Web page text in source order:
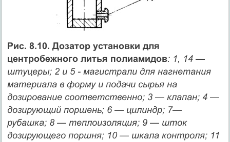
Рис. 8.10. Дозатор установки для
центробежного литья полиамидов: 1, 14 —
штуцеры; 2 и 5 - магистрали для нагнетания
материала в форму и подачи сырья на
дозирование соответственно; 3 — клапан; 4 —
дозирующий поршень; 6 — цилиндр; 7—
рубашка; 8 — теплоизоляция; 9 — шток
дозирующего поршня; 10 — шкала контроля; 11